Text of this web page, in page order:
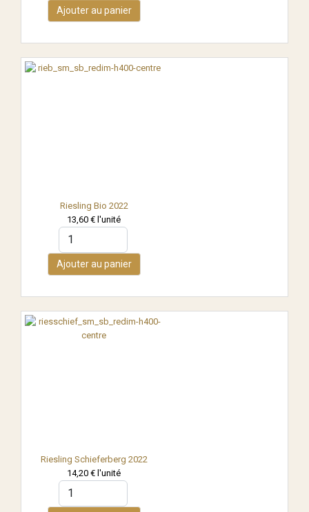
Ajouter au panier
Riesling Bio 2022
13,60 € l'unité
Ajouter au panier
Riesling Schieferberg 2022
14,20 € l'unité